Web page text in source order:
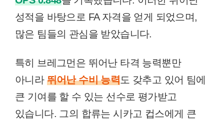
성적을 바탕으로 FA 자격을 얻게 되었으며,
많은 팀들의 관심을 받았습니다.
특히 브레그먼은 뛰어난 타격 능력뿐만
아니라 뛰어난 수비 능력도 갖추고 있어 팀에
큰 기여를 할 수 있는 선수로 평가받고
있습니다. 그의 합류는 시카고 컵스에게 큰